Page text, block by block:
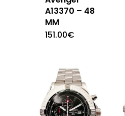
A13370 – 48
MM
151.00€